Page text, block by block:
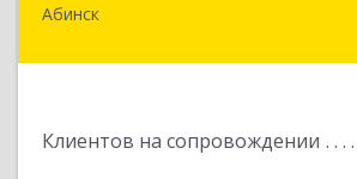
Абинск
Клиентов на сопровождении
353320, Краснодарский